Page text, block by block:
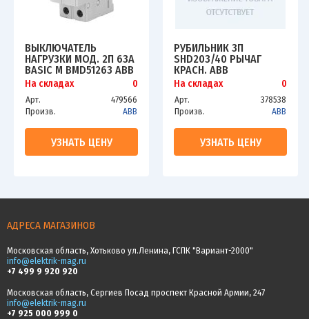
ВЫКЛЮЧАТЕЛЬ
НАГРУЗКИ МОД. 2П 63А
BASIC M BMD51263 ABB
2CDD642051R0063
На складах 0
Арт.
479566
Произв.
ABB
УЗНАТЬ ЦЕНУ
РУБИЛЬНИК 3П
SHD203/40 РЫЧАГ
КРАСН. ABB
2CDD273111R0040
На складах 0
Арт.
378538
Произв.
ABB
УЗНАТЬ ЦЕНУ
АДРЕСА МАГАЗИНОВ
Московская область, Хотьково ул.Ленина, ГСПК "Вариант-2000"
info@elektrik-mag.ru
+7 499 9 920 920
Московская область, Сергиев Посад проспект Красной Армии, 247
info@elektrik-mag.ru
+7 925 000 999 0